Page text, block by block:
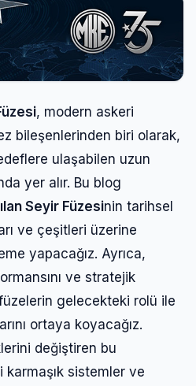
, modern askeri
bileşenlerinden biri olarak,
ulaşabilen uzun
yer alır. Bu blog
Seyir Füzesinin tarihsel
ve çeşitleri üzerine
yapacağız. Ayrıca,
ve stratejik
gelecekteki rolü ile
ortaya koyacağız.
değiştiren bu
karmaşık sistemler ve